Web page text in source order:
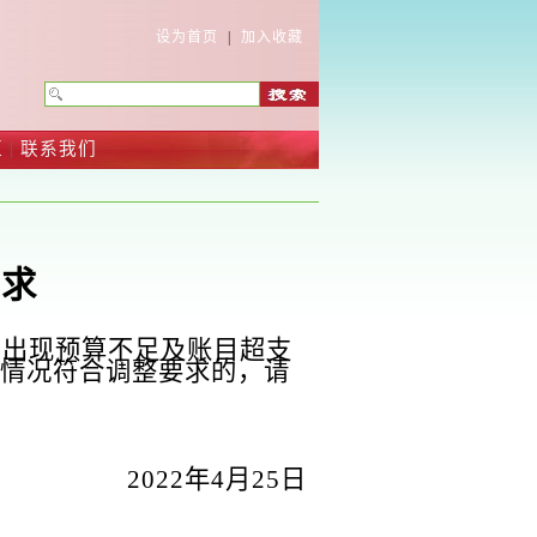
设为首页 加入收藏
| 联系我们
现预算不足及账目超支
况符合调整要求的，请
2022年4月 25 日